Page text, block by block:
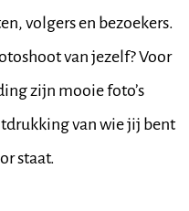
volgers en bezoekers.
van jezelf? Voor
zijn mooie foto’s
van wie jij bent
staat.